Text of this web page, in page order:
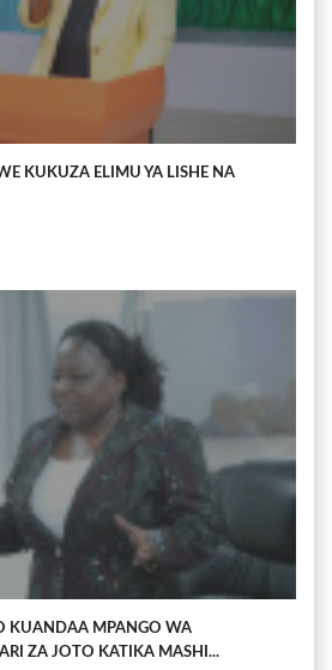
KUKUZA ELIMU YA LISHE NA
KUANDAA MPANGO WA
ZA JOTO KATIKA MASHI...